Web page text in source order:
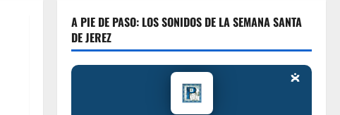
A PIE DE PASO: LOS SONIDOS DE LA SEMANA SANTA
DE JEREZ